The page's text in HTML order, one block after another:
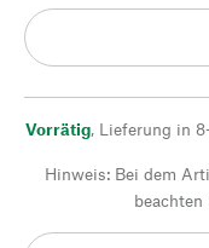
Vorrätig, Lieferung in
Hinweis: Bei dem